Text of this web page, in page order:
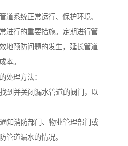
道系统正常运行、保护环境、
进行的重要措施。定期进行管
地预防问题的发生，延长管道
本。
处理方法：
到并关闭漏水管道的阀门，以
知消防部门、物业管理部门或
管道漏水的情况。